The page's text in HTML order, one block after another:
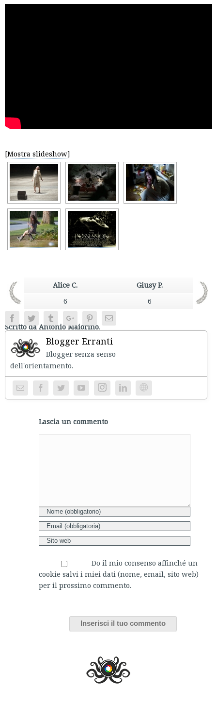
[Mostra slideshow]
Alice C.
Giusy P.
6
6
Scritto da Antonio Maiorino.
FacebookTwitter TumblrGoogle+PinterestEmail
Blogger Erranti
Blogger senza senso
Instagram Website
Lascia un commento
Do il mio consenso affinché un
cookie salvi i miei dati (nome, email, sito web)
per il prossimo commento.